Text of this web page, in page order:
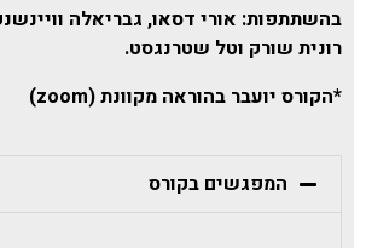
בהשתתפות: אורי דסאו, גבריאלה
רונית שורק וטל שטרנגסט.
*הקורס יועבר בהוראה מקוונת (zoom)
המפגשים בקורס